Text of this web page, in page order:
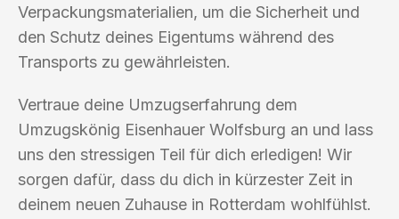
Verpackungsmaterialien, um die Sicherheit und
den Schutz deines Eigentums während des
Transports zu gewährleisten.
Vertraue deine Umzugserfahrung dem
Umzugskönig Eisenhauer Wolfsburg an und lass
uns den stressigen Teil für dich erledigen! Wir
sorgen dafür, dass du dich in kürzester Zeit in
deinem neuen Zuhause in Rotterdam wohlfühlst.